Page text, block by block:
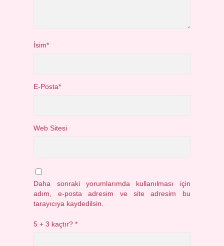
İsim*
E-Posta*
Web Sitesi
Daha sonraki yorumlarımda kullanılması için
adım, e-posta adresim ve site adresim bu
tarayıcıya kaydedilsin.
5 + 3 kaçtır?*